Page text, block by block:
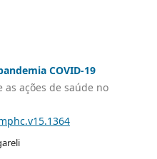
COVID-19
ações de saúde no